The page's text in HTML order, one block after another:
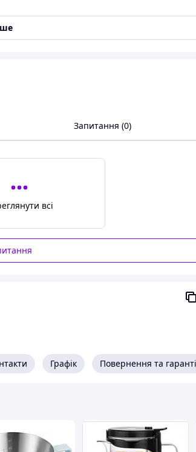
KAMJOVE, для зайнятих та ділових
прискорений і спрощений. Вам необхідно
чаеманів дані ТіПоди називають "Чайним
Запитання (0)
всі
Графік Повернення та